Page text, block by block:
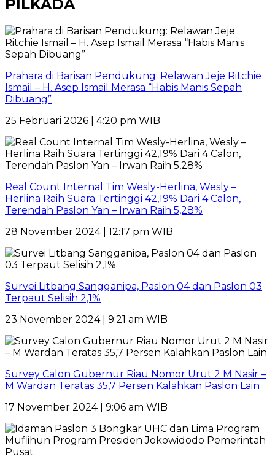
PILKADA
Prahara di Barisan Pendukung: Relawan Jeje Ritchie
Ismail – H. Asep Ismail Merasa “Habis Manis Sepah
Dibuang”
25 Februari 2026 | 4:20 pm WIB
Real Count Internal Tim Wesly-Herlina, Wesly –
Herlina Raih Suara Tertinggi 42,19% Dari 4 Calon,
Terendah Paslon Yan – Irwan Raih 5,28%
28 November 2024 | 12:17 pm WIB
Survei Litbang Sangganipa, Paslon 04 dan Paslon 03
Terpaut Selisih 2,1%
23 November 2024 | 9:21 am WIB
Survey Calon Gubernur Riau Nomor Urut 2 M Nasir –
M Wardan Teratas 35,7 Persen Kalahkan Paslon Lain
17 November 2024 | 9:06 am WIB